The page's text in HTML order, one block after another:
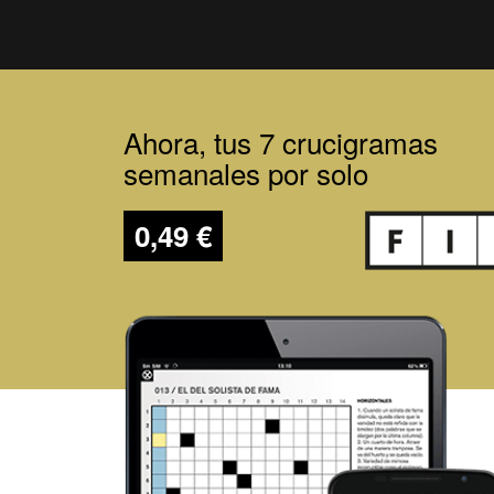
Ahora, tus 7 crucigramas
semanales por solo
0,49 €